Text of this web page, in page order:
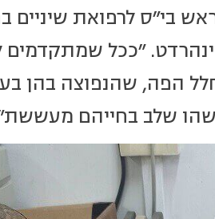
בי"ס לרפואת שיניים
"ככל שמתקדמים
הפה, שהנפוצה בהן